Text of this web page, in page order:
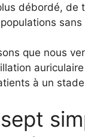
débordé, de
sans
que nous
à un